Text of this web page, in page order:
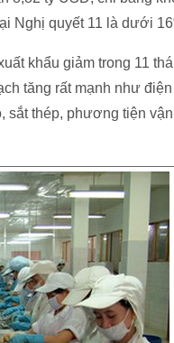
Nghị quyết 11 là dưới
khẩu giảm trong 11
tăng rất mạnh như
sắt thép, phương tiện